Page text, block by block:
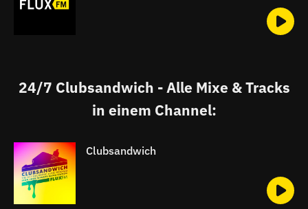
24/7 Clubsandwich - Alle Mixe & Tracks
in einem Channel:
Clubsandwich